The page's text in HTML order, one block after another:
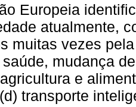
Europeia
atualmente,
muitas vezes
mudança
e
transporte